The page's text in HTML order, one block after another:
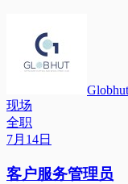
Globhut
现场
全职
7月14日
客户服务管理员